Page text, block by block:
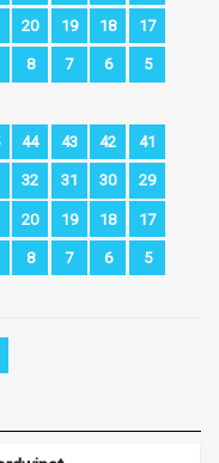
20 19 18 17
8 7 6 5
44 43 42 41
32 31 30 29
20 19 18 17
8 7 6 5